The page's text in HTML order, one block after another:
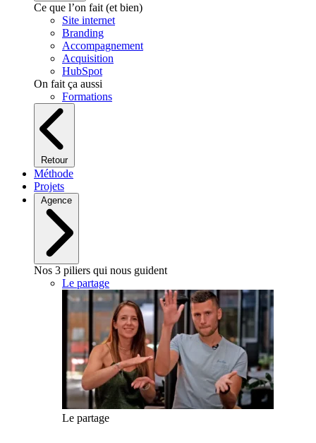
Ce que l’on fait (et bien)
Site internet
Branding
Accompagnement
Acquisition
HubSpot
On fait ça aussi
Formations
Retour
Méthode
Projets
Agence
Nos 3 piliers qui nous guident
Le partage
Le partage